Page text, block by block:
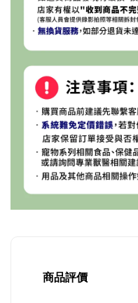
商品評價